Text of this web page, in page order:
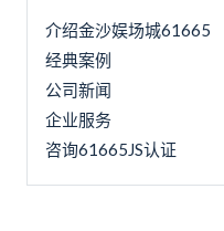
介绍金沙娱场城61665
经典案例
公司新闻
企业服务
咨询61665JS认证